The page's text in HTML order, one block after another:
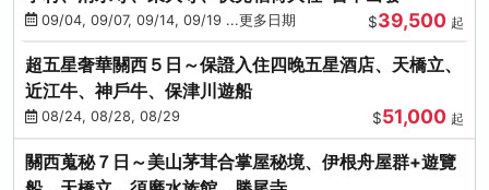
09/04, 09/07, 09/14, 09/19 ...更多日期 $39,500 起
超五星奢華關西５日～保證入住四晚五星酒店、天橋立、
近江牛、神戶牛、保津川遊船
08/24, 08/28, 08/29 $51,000 起
關西蒐秘７日～美山茅茸合掌屋秘境、伊根舟屋群+遊覽